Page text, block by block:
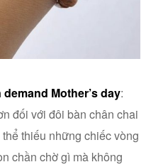
Mother’s day:
đối với đôi bàn chân chai
thiếu những chiếc vòng
chần chờ gì mà không